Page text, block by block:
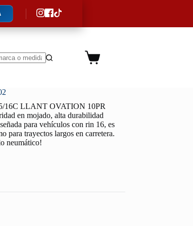
Carro
16C LLANT OVATION 10PR
en mojado, alta durabilidad
para vehículos con rin 16, es
para trayectos largos en carretera.
neumático!